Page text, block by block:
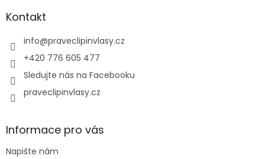
aKontakt
info@praveclipinvlasy.cz
+420 776 605 477
Sledujte nás na Facebooku
praveclipinvlasy.cz
Informace pro vás
Napište nám